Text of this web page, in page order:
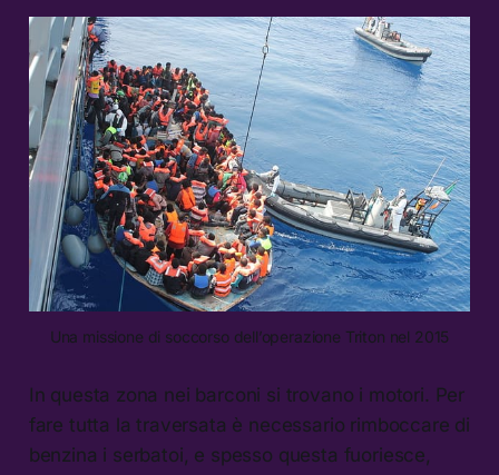
Una missione di soccorso dell’operazione Triton nel 2015
In questa zona nei barconi si trovano i motori. Per
fare tutta la traversata è necessario rimboccare di
benzina i serbatoi, e spesso questa fuoriesce,